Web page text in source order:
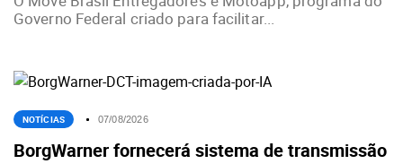
Governo Federal criado para facilitar...
NOTÍCIAS 07/08/2026
BorgWarner fornecerá sistema de transmissão